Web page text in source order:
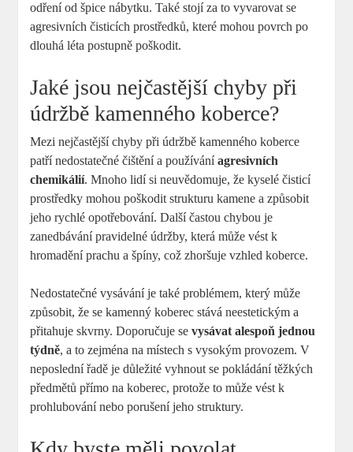
odření od špice nábytku. Také stojí za to vyvarovat se
agresivních čisticích prostředků, které mohou povrch po
dlouhá léta postupně poškodit.
Jaké jsou nejčastější chyby při
údržbě kamenného koberce?
Mezi nejčastější chyby při údržbě kamenného koberce
patří nedostatečné čištění a používáníagresivních
chemikálií. Mnoho lidí si neuvědomuje, že kyselé čisticí
prostředky mohou poškodit strukturu kamene a způsobit
jeho rychlé opotřebování. Další častou chybou je
zanedbávání pravidelné údržby, která může vést k
hromadění prachu a špíny, což zhoršuje vzhled koberce.
Nedostatečné vysávání je také problémem, který může
způsobit, že se kamenný koberec stává neestetickým a
přitahuje skvrny. Doporučuje sevysávat alespoň jednou
týdně, a to zejména na místech s vysokým provozem. V
neposlední řadě je důležité vyhnout se pokládání těžkých
předmětů přímo na koberec, protože to může vést k
prohlubování nebo porušení jeho struktury.